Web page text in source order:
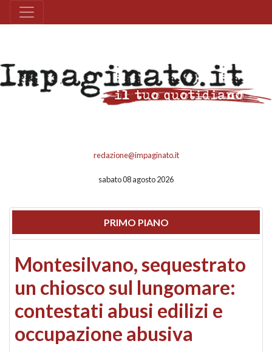
redazione@impaginato.it
sabato 08 agosto 2026
PRIMO PIANO
Montesilvano, sequestrato
un chiosco sul lungomare:
contestati abusi edilizi e
occupazione abusiva